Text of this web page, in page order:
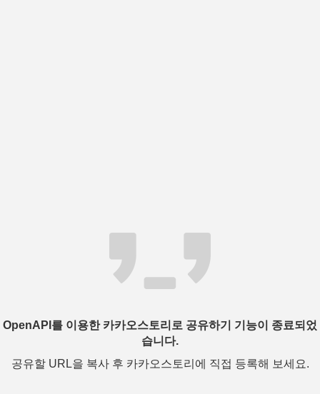
OpenAPI를 이용한 카카오스토리로 공유하기 기능이 종료되었
습니다.
공유할 URL을 복사 후 카카오스토리에 직접 등록해 보세요.